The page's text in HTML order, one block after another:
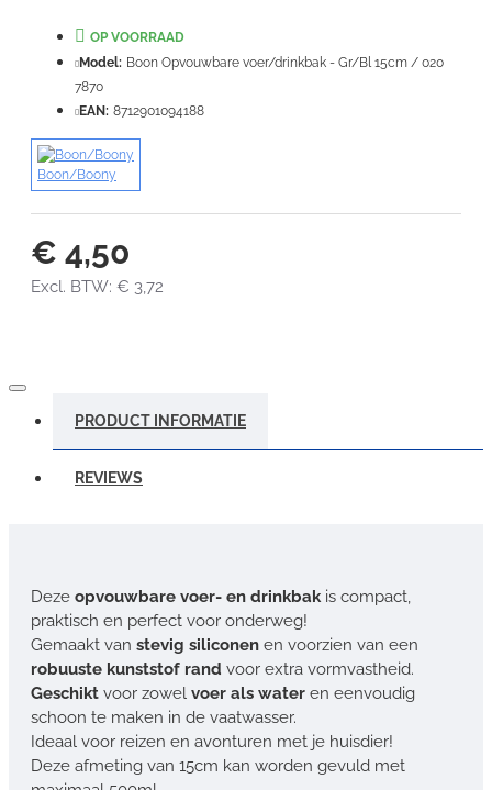
Slecht
VERDER
€ 4,50
Excl. BTW: € 3,72
OP VOORRAAD
Model: Boon Opvouwbare voer/drinkbak - Gr/Bl 15cm / 020
7870
EAN: 8712901094188
Boon/Boony
PRODUCT INFORMATIE
REVIEWS
Deze opvouwbare voer- en drinkbak is compact,
praktisch en perfect voor onderweg!
Gemaakt van stevig siliconen en voorzien van een
robuuste kunststof rand voor extra vormvastheid.
Geschikt voor zowel voer als water en eenvoudig
schoon te maken in de vaatwasser.
Ideaal voor reizen en avonturen met je huisdier!
Deze afmeting van 15cm kan worden gevuld met